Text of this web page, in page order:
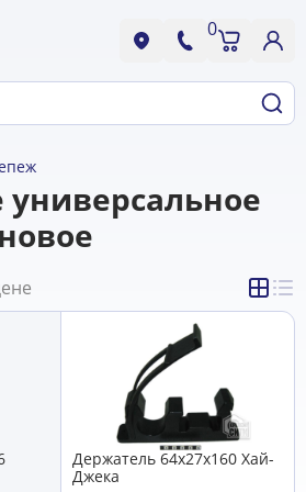
0
Держатель 64x27x160 Хай-
Джека